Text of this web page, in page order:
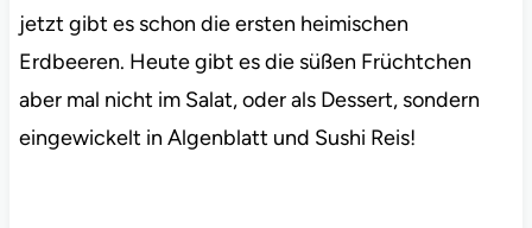
jetzt gibt es schon die ersten heimischen
Erdbeeren. Heute gibt es die süßen Früchtchen
aber mal nicht im Salat, oder als Dessert, sondern
eingewickelt in Algenblatt und Sushi Reis!